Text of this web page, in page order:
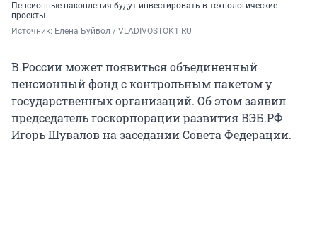
Пенсионные накопления будут инвестировать в технологические
проекты
Источник: Елена Буйвол / VLADIVOSTOK1.RU
В России может появиться объединенный
пенсионный фонд с контрольным пакетом у
государственных организаций. Об этом заявил
председатель госкорпорации развития ВЭБ.РФ
Игорь Шувалов на заседании Совета Федерации.